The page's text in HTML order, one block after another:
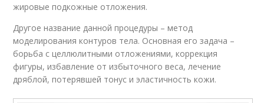
жировые подкожные отложения.
Другое название данной процедуры – метод
моделирования контуров тела. Основная его задача –
борьба с целлюлитными отложениями, коррекция
фигуры, избавление от избыточного веса, лечение
дряблой, потерявшей тонус и эластичность кожи.